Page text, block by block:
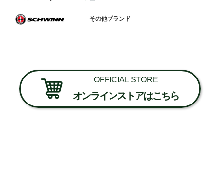
その他ブランド
OFFICIAL STORE
オンラインストアはこちら